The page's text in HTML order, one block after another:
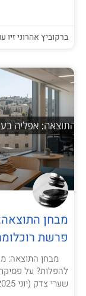
ברקוביץ אהרוני זיו
מבחן
פרשת
מבחן התוצאה:
להפלות? על
שערי צדק (יוני 2025) והשלכותיה על דיני העבודה